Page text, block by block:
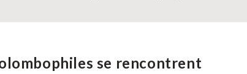
se rencontrent